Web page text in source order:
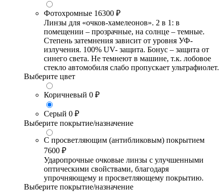
Фотохромные 16300 ₽
Линзы для «очков-хамелеонов». 2 в 1: в
помещении – прозрачные, на солнце – темные.
Степень затемнения зависит от уровня УФ-
излучения. 100% UV- защита. Бонус – защита от
синего света. Не темнеют в машине, т.к. лобовое
стекло автомобиля слабо пропускает ультрафиолет.
Выберите цвет
Коричневый 0 ₽
Серый 0 ₽
Выберите покрытие/назначение
С просветляющим (антибликовым) покрытием
7600 ₽
Ударопрочные очковые линзы с улучшенными
оптическими свойствами, благодаря
упрочняющему и просветляющему покрытию.
Выберите покрытие/назначение